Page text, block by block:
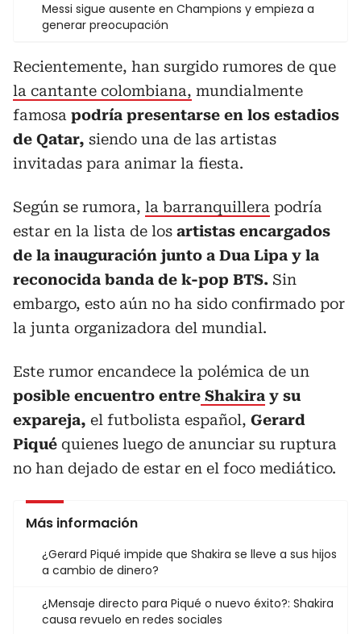
Messi sigue ausente en Champions y empieza a
generar preocupación
Recientemente, han surgido rumores de que
la cantante colombiana, mundialmente
famosa podría presentarse en los estadios
de Qatar, siendo una de las artistas
invitadas para animar la fiesta.
Según se rumora, la barranquillera podría
estar en la lista de los artistas encargados
de la inauguración junto a Dua Lipa y la
reconocida banda de k-pop BTS. Sin
embargo, esto aún no ha sido confirmado por
la junta organizadora del mundial.
Este rumor encandece la polémica de un
posible encuentro entre Shakira y su
expareja, el futbolista español, Gerard
Piqué quienes luego de anunciar su ruptura
no han dejado de estar en el foco mediático.
Más información
¿Gerard Piqué impide que Shakira se lleve a sus hijos
a cambio de dinero?
¿Mensaje directo para Piqué o nuevo éxito?: Shakira
causa revuelo en redes sociales